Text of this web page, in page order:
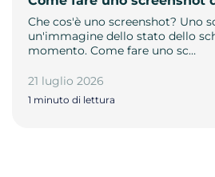
Che cos'è uno screenshot? Uno
un'immagine dello stato dello
momento. Come fare uno sc…
21 luglio 2026
1 minuto di lettura